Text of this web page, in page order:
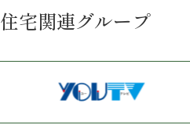
住宅関連グループ